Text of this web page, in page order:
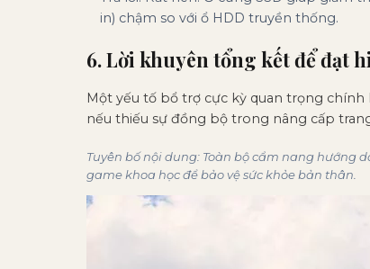
in) chậm so với ổ HDD truyền thống.
6. Lời khuyên tổng kết để đạt
Một yếu tố bổ trợ cực kỳ quan trọng
nếu thiếu sự đồng bộ trong nâng cấp
Tuyên bố nội dung: Toàn bộ cẩm nang
game khoa học để bảo vệ sức khỏe bản thân.